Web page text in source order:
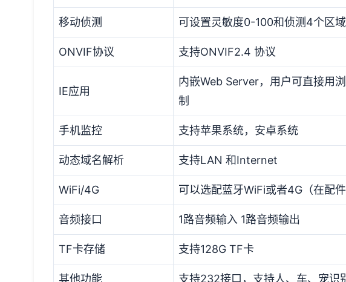
移动侦测 可设置灵敏度0-100和侦测4个区域
ONVIF协议 支持ONVIF2.4 协议
IE应用
内嵌Web Server，用户可直接用
制
手机监控 支持苹果系统，安卓系统
动态域名解析 支持LAN 和Internet
WiFi/4G 可以选配蓝牙WiFi或者4G（在配件
音频接口 1路音频输入 1路音频输出
TF卡存储 支持128G TF卡
其他功能 支持232接口，支持人、车、宠识